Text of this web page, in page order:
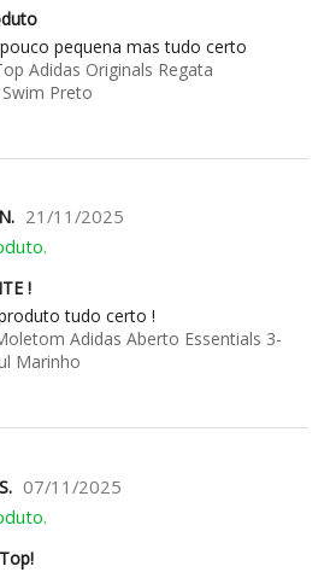
pequena mas tudo certo
Adidas Originals Regata
Preto
21/11/2025
!
tudo certo !
Adidas Aberto Essentials 3-
Marinho
07/11/2025